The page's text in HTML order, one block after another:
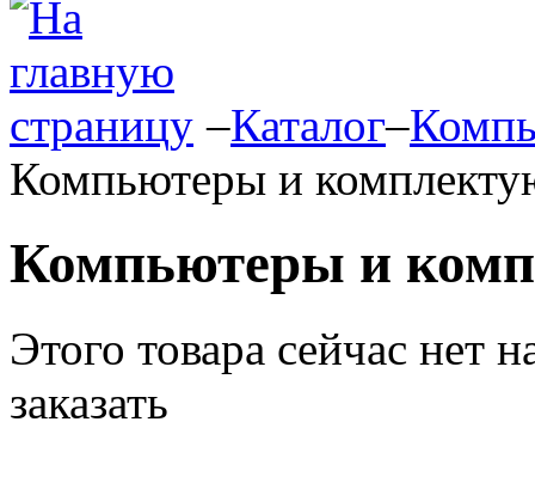
–Каталог–
Компьютеры и
Компьютеры и
Этого товара сейчас нет
заказать